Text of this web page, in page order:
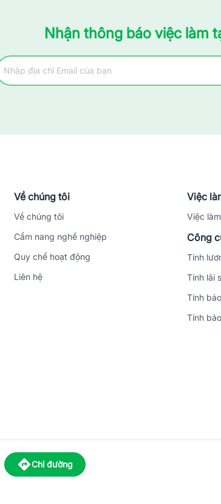
Nhận thông báo việc làm
Về chúng tôi
Về chúng tôi
Cẩm nang nghề nghiệp
Quy chế hoạt động
Liên hệ
Việc
Việc
Công
Tính
Tính lãi
Tính
Tính
Chỉ đường